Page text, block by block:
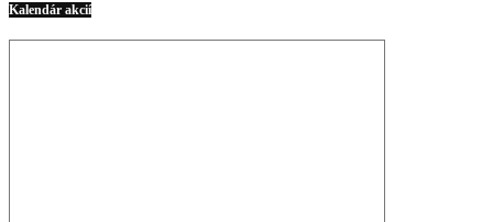
Kalendár akcií